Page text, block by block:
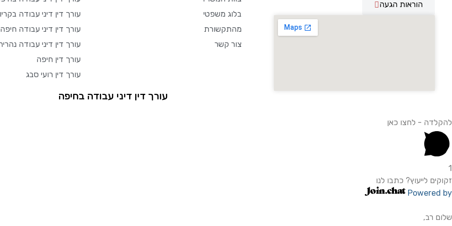
הוראות הגעה
בלוג משפטי
מהתקשורת
צור קשר
עורך דין דיני עבודה
עורך דין דיני עבודה חיפה
עורך דין דיני עבודה
עורך דין חיפה
עורך דין רועי סבג
עורך דין דיני עבודה בחיפה
להקלדה - לחצו כאן
1
זקוקים לייעוץ? כתבו לנו
Powered by
שלום רב,